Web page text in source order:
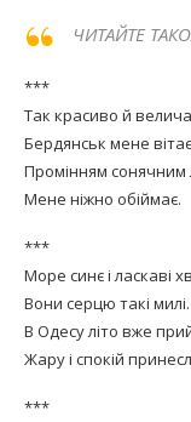
ЧИТАЙТЕ
***
Так красиво й
Бердянськ мене
Промінням сонячним
Мене ніжно обіймає.
***
Море синє і ласкаві
Вони серцю такі милі.
В Одесу літо вже
Жару і спокій
***